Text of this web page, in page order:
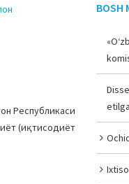
Республикаси
(иқтисодиёт
BOSH